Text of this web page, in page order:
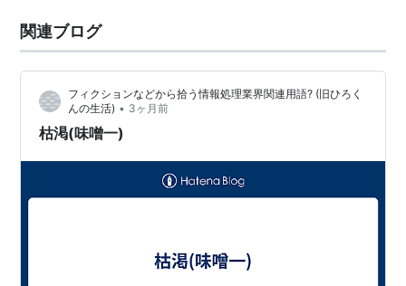
ストーリー
人の体には未知の力が秘められている。きたえれ
関連ブログ
フィクションなどから拾う情報処理業界関連用語? (旧ひろく
んの生活) • 3ヶ月前
枯渇(味噌一)